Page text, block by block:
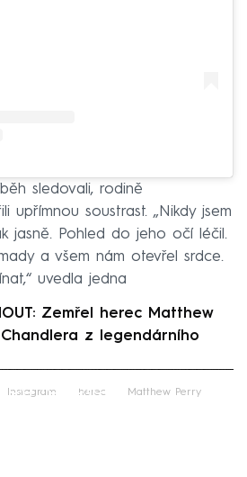
sledovali, rodině
upřímnou soustrast. „Nikdy jsem
jasně. Pohled do jeho očí léčil.
a všem nám otevřel srdce.
uvedla jedna
Zemřel herec Matthew
z legendárního
to fetch
Instagram herec Matthew Perry